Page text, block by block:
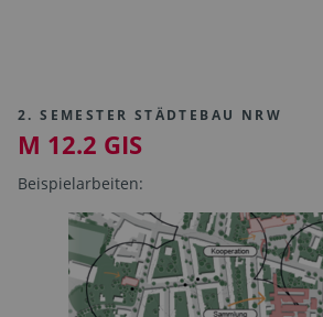
2. SEMESTER STÄDTEBAU NRW
M 12.2 GIS
Beispielarbeiten: